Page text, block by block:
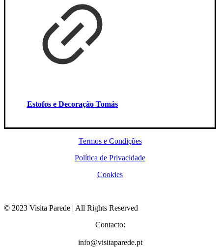
Estofos e Decoração Tomás
Termos e Condições
Política de Privacidade
Cookies
© 2023 Visita Parede | All Rights Reserved
Contacto:
info@visitaparede.pt